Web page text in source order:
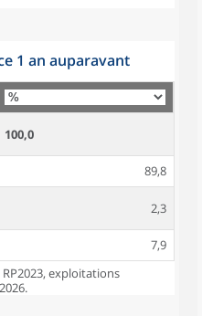
1 an auparavant
100,0
89,8
2,3
7,9
RP2023, exploitations